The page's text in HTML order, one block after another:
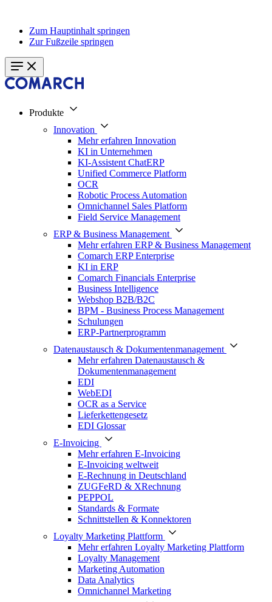
Zum Hauptinhalt springen
Zur Fußzeile springen
Produkte
Innovation
Mehr erfahren Innovation
KI in Unternehmen
KI-Assistent ChatERP
Unified Commerce Platform
OCR
Robotic Process Automation
Omnichannel Sales Platform
Field Service Management
ERP & Business Management
Mehr erfahren ERP & Business Management
Comarch ERP Enterprise
KI in ERP
Comarch Financials Enterprise
Business Intelligence
Webshop B2B/B2C
BPM - Business Process Management
Schulungen
ERP-Partnerprogramm
Datenaustausch & Dokumentenmanagement
Mehr erfahren Datenaustausch &
Dokumentenmanagement
EDI
WebEDI
OCR as a Service
Lieferkettengesetz
EDI Glossar
E-Invoicing
Mehr erfahren E-Invoicing
E-Invoicing weltweit
E-Rechnung in Deutschland
ZUGFeRD & XRechnung
PEPPOL
Standards & Formate
Schnittstellen & Konnektoren
Loyalty Marketing Plattform
Mehr erfahren Loyalty Marketing Plattform
Loyalty Management
Marketing Automation
Data Analytics
Omnichannel Marketing